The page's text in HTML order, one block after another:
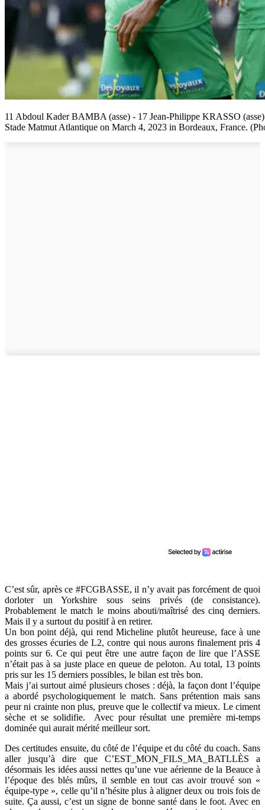
11 Abdoul Kader BAMBA (asse) - 17 Jean-Philippe KRASSO
Stade Matmut Atlantique on March 4, 2023 in Bordeaux, France.
C’est sûr, après ce #FCGBASSE, il n’y avait pas forcément de quoi
dorloter un Yorkshire sous seins privés (de consistance).
Probablement le match le moins abouti/maîtrisé des cinq derniers.
Mais il y a surtout du positif à en retirer.
Un bon point déjà, qui rend Micheline plutôt heureuse, face à une
des grosses écuries de L2, contre qui nous aurons finalement pris 4
points sur 6. Ce qui peut être une autre façon de lire que l’ASSE
n’était pas à sa juste place en queue de peloton. Au total, 13 points
pris sur les 15 derniers possibles, le bilan est très bon.
Mais j’ai surtout aimé plusieurs choses : déjà, la façon dont l’équipe
a abordé psychologiquement le match. Sans prétention mais sans
peur ni crainte non plus, preuve que le collectif va mieux. Le ciment
sèche et se solidifie. Avec pour résultat une première mi-temps
dominée qui aurait mérité meilleur sort.
Des certitudes ensuite, du côté de l’équipe et du côté du coach. Sans
aller jusqu’à dire que C’EST_MON_FILS_MA_BATLLÈS a
désormais les idées aussi nettes qu’une vue aérienne de la Beauce à
l’époque des blés mûrs, il semble en tout cas avoir trouvé son «
équipe-type », celle qu’il n’hésite plus à aligner deux ou trois fois de
suite. Ça aussi, c’est un signe de bonne santé dans le foot. Avec en